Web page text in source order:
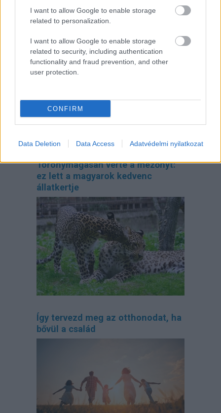
I want to allow Google to enable storage
related to personalization.
I want to allow Google to enable storage
related to security, including authentication
functionality and fraud prevention, and other
user protection.
CONFIRM
Data Deletion Data Access Adatvédelmi nyilatkozat
pelenkás gyermeket fogadni? Milyen higiénés
szabályokat kötelező betartani a pelenkázó
helyiségben? Mi a helyzet az sni-s pelenkás
gyermekekkel, akiknél gyakrabban előfordulhat,
odafigyelést igényelnek. Utánajártunk.
Toronymagasan verte a mezőnyt:
ez lett a magyarok kedvenc
állatkertje
Így tervezd meg az otthonodat, ha
bővül a család